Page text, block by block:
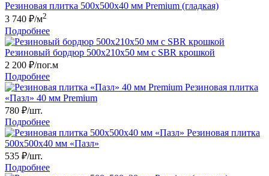
Резиновая плитка 500х500x40 мм Premium (гладкая)
3 740 ₽/м2
Подробнее
Резиновый бордюр 500х210x50 мм c SBR крошкой
2 200 ₽/пог.м
Подробнее
Резиновая плитка
«Пазл» 40 мм Premium
780 ₽/шт.
Подробнее
Резиновая плитка
500х500х40 мм «Пазл»
535 ₽/шт.
Подробнее